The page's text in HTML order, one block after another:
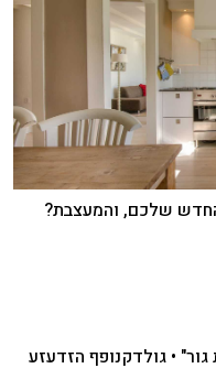
שלכם, והמעצבת?
• גולדקנופף הזדעזע